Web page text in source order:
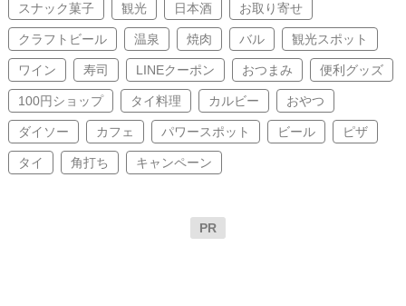
スナック菓子 観光 日本酒 お取り寄せ
クラフトビール 温泉 焼肉 バル 観光スポット
ワイン 寿司 LINEクーポン おつまみ 便利グッズ
100円ショップ タイ料理 カルビー おやつ
ダイソー カフェ パワースポット ビール ピザ
タイ 角打ち キャンペーン
PR